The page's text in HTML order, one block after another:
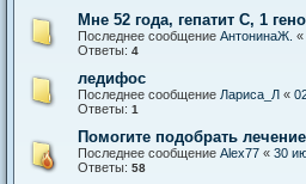
Мне 52 года, гепатит С, 1
Последнее сообщение АнтонинаЖ. «
Ответы: 4
ледифос
Последнее сообщение Лариса_Л «
Ответы: 1
Помогите подобрать лечение
Последнее сообщение Alex77 « 30
Ответы: 58